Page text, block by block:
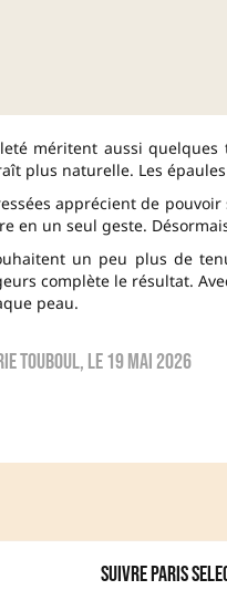
méritent aussi
plus naturelle. Les
apprécient de
en un seul geste.
un peu plus de
complète le résultat.
peau.
touboul, le19 mai 2026
Suivre Paris